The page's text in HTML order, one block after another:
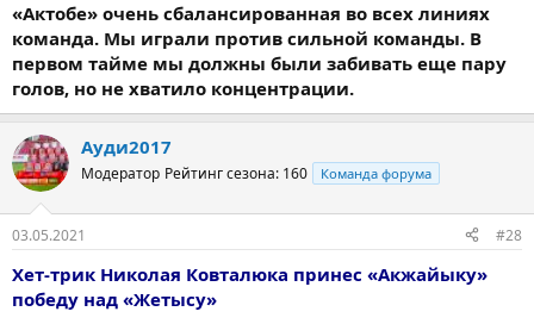
«Актобе» очень сбалансированная во всех линиях
команда. Мы играли против сильной команды. В
первом тайме мы должны были забивать еще пару
голов, но не хватило концентрации.
Ауди2017
Модератор Рейтинг сезона: 160 Команда форума
03.05.2021 #28
Хет-трик Николая Ковталюка принес «Акжайыку»
победу над «Жетысу»